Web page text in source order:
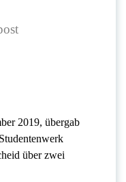
2019, übergab
über zwei